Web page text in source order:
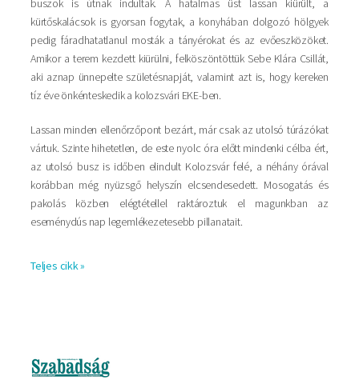
buszok is útnak indultak. A hatalmas üst lassan kiürült, a
kürtőskalácsok is gyorsan fogytak, a konyhában dolgozó hölgyek
pedig fáradhatatlanul mosták a tányérokat és az evőeszközöket.
Amikor a terem kezdett kiürülni, felköszöntöttük Sebe Klára Csillát,
aki aznap ünnepelte születésnapját, valamint azt is, hogy kereken
tíz éve önkénteskedik a kolozsvári EKE-ben.
Lassan minden ellenőrzőpont bezárt, már csak az utolsó túrázókat
vártuk. Szinte hihetetlen, de este nyolc óra előtt mindenki célba ért,
az utolsó busz is időben elindult Kolozsvár felé, a néhány órával
korábban még nyüzsgő helyszín elcsendesedett. Mosogatás és
pakolás közben elégtétellel raktároztuk el magunkban az
eseménydús nap legemlékezetesebb pillanatait.
Teljes cikk »